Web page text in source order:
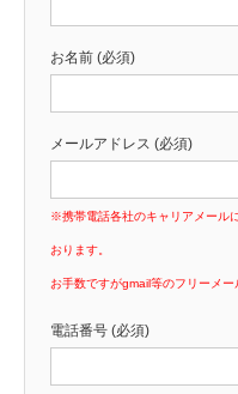
お名前 (必須)
メールアドレス (必須)
※携帯電話各社のキャリアメール
おります。
お手数ですがgmail等のフリーメー
電話番号 (必須)